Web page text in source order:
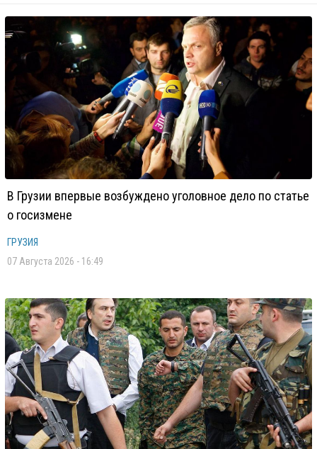
В Грузии впервые возбуждено уголовное дело по статье
о госизмене
ГРУЗИЯ
07 Августа 2026 - 16:49